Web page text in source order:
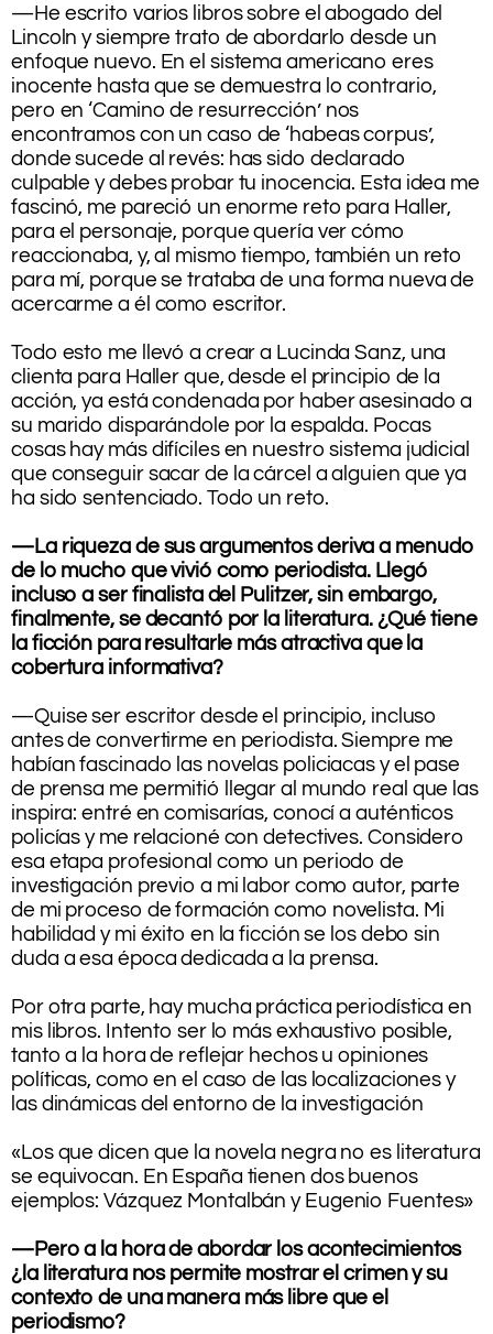
—He escrito varios libros sobre el abogado del
Lincoln y siempre trato de abordarlo desde un
enfoque nuevo. En el sistema americano eres
inocente hasta que se demuestra lo contrario,
pero en ‘Camino de resurrección’ nos
encontramos con un caso de ‘habeas corpus’,
donde sucede al revés: has sido declarado
culpable y debes probar tu inocencia. Esta idea me
fascinó, me pareció un enorme reto para Haller,
para el personaje, porque quería ver cómo
reaccionaba, y, al mismo tiempo, también un reto
para mí, porque se trataba de una forma nueva de
acercarme a él como escritor.
Todo esto me llevó a crear a Lucinda Sanz, una
clienta para Haller que, desde el principio de la
acción, ya está condenada por haber asesinado a
su marido disparándole por la espalda. Pocas
cosas hay más difíciles en nuestro sistema judicial
que conseguir sacar de la cárcel a alguien que ya
ha sido sentenciado. Todo un reto.
—La riqueza de sus argumentos deriva a menudo
de lo mucho que vivió como periodista. Llegó
incluso a ser finalista del Pulitzer, sin embargo,
finalmente, se decantó por la literatura. ¿Qué tiene
la ficción para resultarle más atractiva que la
cobertura informativa?
—Quise ser escritor desde el principio, incluso
antes de convertirme en periodista. Siempre me
habían fascinado las novelas policiacas y el pase
de prensa me permitió llegar al mundo real que las
inspira: entré en comisarías, conocí a auténticos
policías y me relacioné con detectives. Considero
esa etapa profesional como un periodo de
investigación previo a mi labor como autor, parte
de mi proceso de formación como novelista. Mi
habilidad y mi éxito en la ficción se los debo sin
duda a esa época dedicada a la prensa.
Por otra parte, hay mucha práctica periodística en
mis libros. Intento ser lo más exhaustivo posible,
tanto a la hora de reflejar hechos u opiniones
políticas, como en el caso de las localizaciones y
las dinámicas del entorno de la investigación
«Los que dicen que la novela negra no es literatura
se equivocan. En España tienen dos buenos
ejemplos: Vázquez Montalbán y Eugenio Fuentes»
—Pero a la hora de abordar los acontecimientos
¿la literatura nos permite mostrar el crimen y su
contexto de una manera más libre que el
periodismo?